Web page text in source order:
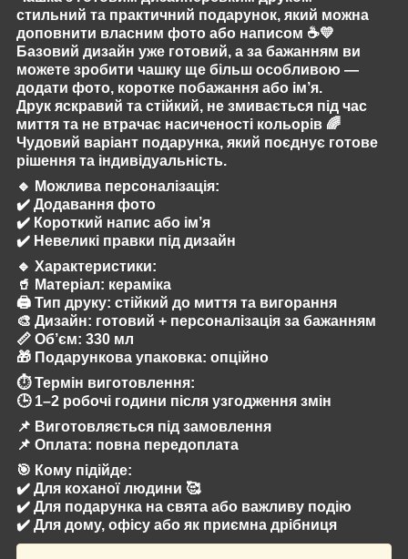
стильний та практичний подарунок, який можна
доповнити власним фото або написом ☕💛
Базовий дизайн уже готовий, а за бажанням ви
можете зробити чашку ще більш особливою —
додати фото, коротке побажання або ім’я.
Друк яскравий та стійкий, не змивається під час
миття та не втрачає насиченості кольорів 🌈
Чудовий варіант подарунка, який поєднує готове
рішення та індивідуальність.
🔹 Можлива персоналізація:
✔️ Додавання фото
✔️ Короткий напис або ім’я
✔️ Невеликі правки під дизайн
🔹 Характеристики:
🥤 Матеріал: кераміка
🖨️ Тип друку: стійкий до миття та вигорання
🎨 Дизайн: готовий + персоналізація за бажанням
📏 Об’єм: 330 мл
🎁 Подарункова упаковка: опційно
⏱️Термін виготовлення:
🕒 1–2 робочі години після узгодження змін
📌 Виготовляється під замовлення
📌 Оплата: повна передоплата
🎯 Кому підійде:
✔️ Для коханої людини 🥰
✔️ Для подарунка на свята або важливу подію
✔️ Для дому, офісу або як приємна дрібниця